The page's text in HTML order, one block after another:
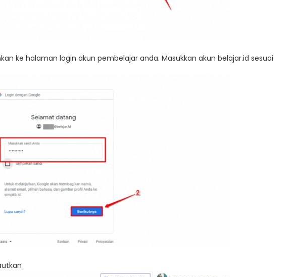
ke halaman login akun pembelajar anda. Masukkan akun belajar.id sesuai